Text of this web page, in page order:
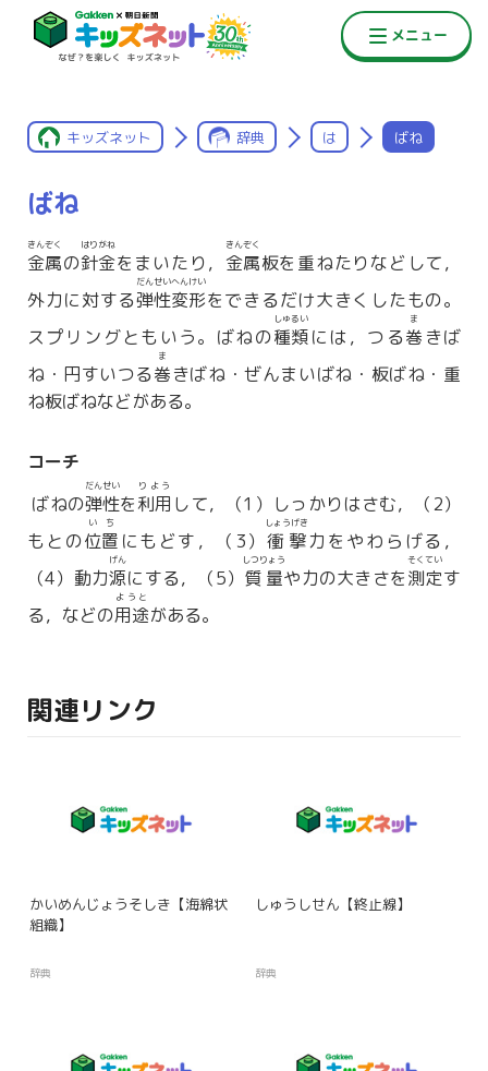
キッズネット 辞典 は ばね
ばね
金属
きんぞく
の針金
はりがね
をまいたり， 金属
きんぞく
板を重ねたりなどして，
外力に対する弾性変形
だんせいへんけい
をできるだけ大きくしたもの。
スプリングともいう。ばねの種類
しゅるい
には，つる巻
ま
きば
ね・円すいつる巻
ま
きばね・ぜんまいばね・板ばね・重
ね板ばねなどがある。
コーチ
ばねの弾性
だんせい
を利用
りよう
して，（1）しっかりはさむ，（2）
もとの位置
いち
にもどす，（3） 衝撃
しょうげき
力をやわらげる，
（4）動力源
げん
にする，（5） 質量
しつりょう
や力の大きさを測定
そくてい
す
る，などの用途
ようと
がある。
関連リンク
かいめんじょうそしき【海綿状
組織】
辞典
しゅうしせん【終止線】
辞典